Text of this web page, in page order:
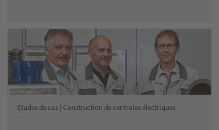
Études de cas | Construction de centrales électriques
(énergie)